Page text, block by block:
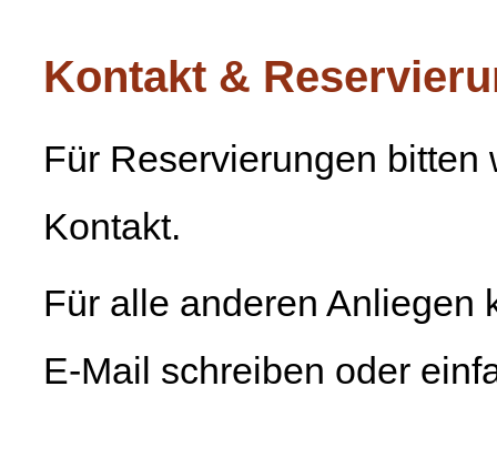
Kontakt &
Für Reservierungen
Kontakt.
Für alle anderen Anliegen
E-Mail schreiben oder